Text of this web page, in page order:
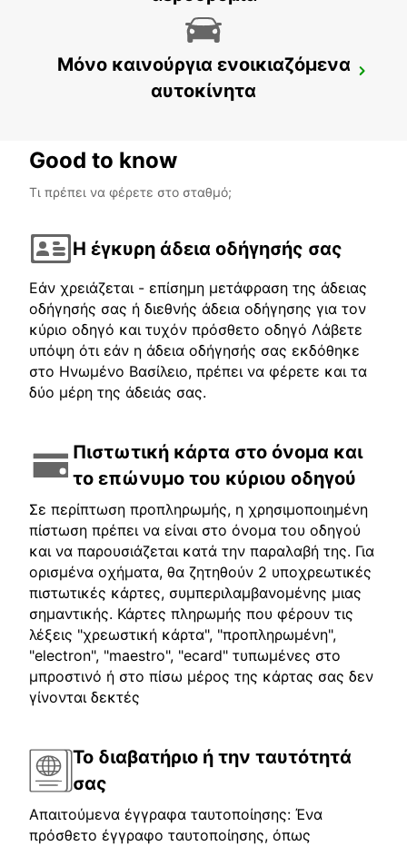
CHETUMAL INTERNATIONAL AIRPORT
CHETUMAL - MEXICO
Μόνο καινούργια ενοικιαζόμενα
αυτοκίνητα
Good to know
Τι πρέπει να φέρετε στο σταθμό;
Η έγκυρη άδεια οδήγησής σας
Εάν χρειάζεται - επίσημη μετάφραση της άδειας
οδήγησής σας ή διεθνής άδεια οδήγησης για τον
κύριο οδηγό και τυχόν πρόσθετο οδηγό Λάβετε
υπόψη ότι εάν η άδεια οδήγησής σας εκδόθηκε
στο Ηνωμένο Βασίλειο, πρέπει να φέρετε και τα
δύο μέρη της άδειάς σας.
Πιστωτική κάρτα στο όνομα και
το επώνυμο του κύριου οδηγού
Σε περίπτωση προπληρωμής, η χρησιμοποιημένη
πίστωση πρέπει να είναι στο όνομα του οδηγού
και να παρουσιάζεται κατά την παραλαβή της. Για
ορισμένα οχήματα, θα ζητηθούν 2 υποχρεωτικές
πιστωτικές κάρτες, συμπεριλαμβανομένης μιας
σημαντικής. Κάρτες πληρωμής που φέρουν τις
λέξεις "χρεωστική κάρτα", "προπληρωμένη",
"electron", "maestro", "ecard" τυπωμένες στο
μπροστινό ή στο πίσω μέρος της κάρτας σας δεν
γίνονται δεκτές
Το διαβατήριο ή την ταυτότητά
σας
Απαιτούμενα έγγραφα ταυτοποίησης: Ένα
πρόσθετο έγγραφο ταυτοποίησης, όπως